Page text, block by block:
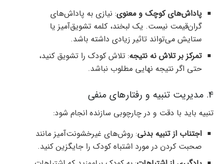
پاداش‌های کوچک و معنوی: نیازی به پاداش‌های
گران‌قیمت نیست. یک لبخند، کلمه تشویق‌آمیز یا
ستایش می‌تواند تاثیر زیادی داشته باشد.
تمرکز بر تلاش نه نتیجه: تلاش کودک را تشویق کنید،
حتی اگر نتیجه نهایی مطلوب نباشد.
4. مدیریت تنبیه و رفتارهای منفی
تنبیه باید با دقت و در چارچوبی سازنده انجام شود:
اجتناب از تنبیه بدنی: روش‌های غیرخشونت‌آمیز مانند
صحبت کردن در مورد اشتباه کودک را جایگزین کنید.